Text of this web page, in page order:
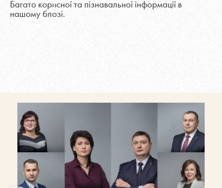
Багато корисної та пізнавальної інформації в
нашому блозі.